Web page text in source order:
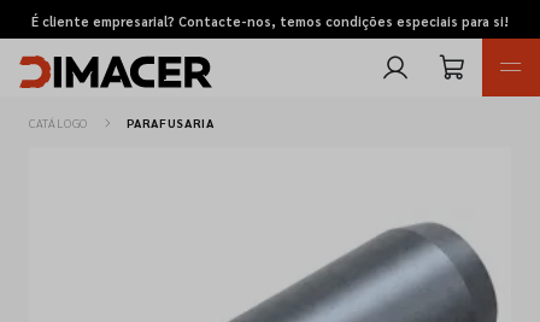
É cliente empresarial? Contacte-nos, temos condições especiais para si!
CATÁLOGO PARAFUSARIA